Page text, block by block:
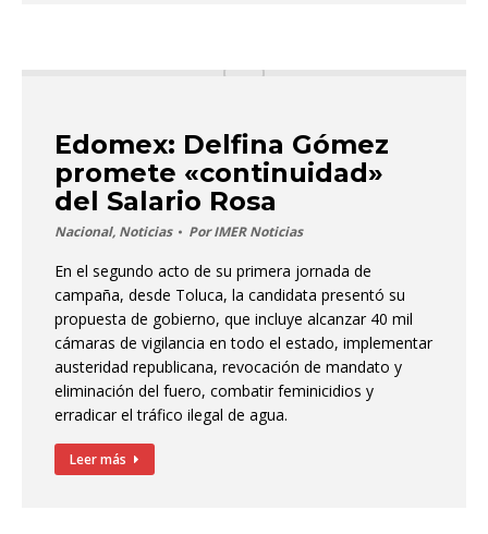
Edomex: Delfina Gómez
promete «continuidad»
del Salario Rosa
Nacional, Noticias PorIMER Noticias
En el segundo acto de su primera jornada de
campaña, desde Toluca, la candidata presentó su
propuesta de gobierno, que incluye alcanzar 40 mil
cámaras de vigilancia en todo el estado, implementar
austeridad republicana, revocación de mandato y
eliminación del fuero, combatir feminicidios y
erradicar el tráfico ilegal de agua.
Leer más